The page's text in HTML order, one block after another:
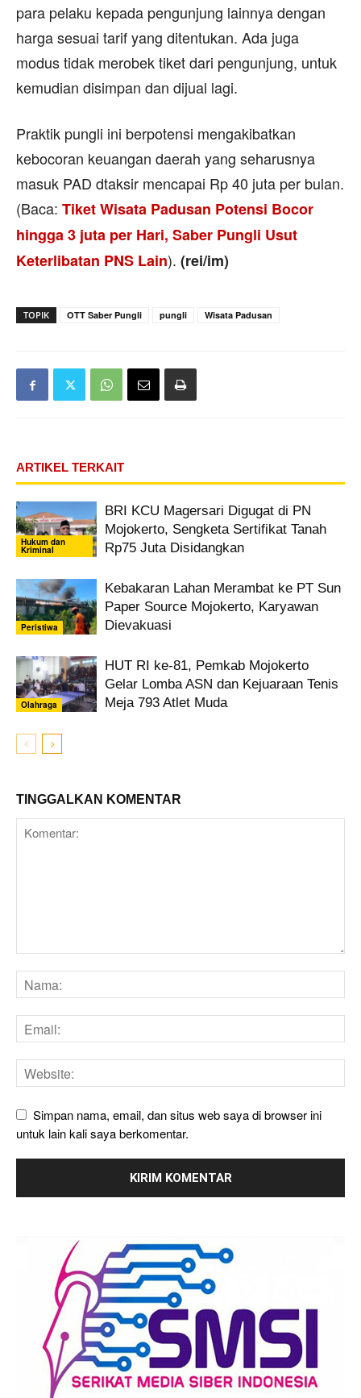
para pelaku kepada pengunjung lainnya dengan
harga sesuai tarif yang ditentukan. Ada juga
modus tidak merobek tiket dari pengunjung, untuk
kemudian disimpan dan dijual lagi.
Praktik pungli ini berpotensi mengakibatkan
kebocoran keuangan daerah yang seharusnya
masuk PAD dtaksir mencapai Rp 40 juta per bulan.
(Baca: Tiket Wisata Padusan Potensi Bocor
hingga 3 juta per Hari, Saber Pungli Usut
Keterlibatan PNS Lain). (rei/im)
TOPIK OTT Saber Pungli pungli Wisata Padusan
ARTIKEL TERKAIT
Hukum dan
Kriminal
BRI KCU Magersari Digugat di PN
Mojokerto, Sengketa Sertifikat Tanah
Rp75 Juta Disidangkan
Peristiwa
Kebakaran Lahan Merambat ke PT Sun
Paper Source Mojokerto, Karyawan
Dievakuasi
Olahraga
HUT RI ke-81, Pemkab Mojokerto
Gelar Lomba ASN dan Kejuaraan Tenis
Meja 793 Atlet Muda
TINGGALKAN KOMENTAR
Simpan nama, email, dan situs web saya di browser ini
untuk lain kali saya berkomentar.